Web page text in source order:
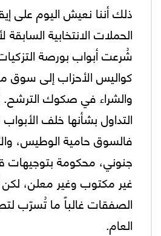
ذلك أننا نعيش اليوم على
الحملات الانتخابية السابقة
شُرعت أبواب بورصة
كواليس الأحزاب إلى سوق
والشراء في صكوك الترشح.
التداول بشأنها خلف
فالسوق حامية الوطيس،
جنوني، محكومة بتوجيهات
غير مكتوب وغير معلن، لكن
الصفقات غالباً ما تُسرّب
العام.